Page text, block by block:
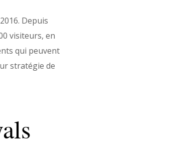
Depuis
visiteurs, en
qui peuvent
stratégie de